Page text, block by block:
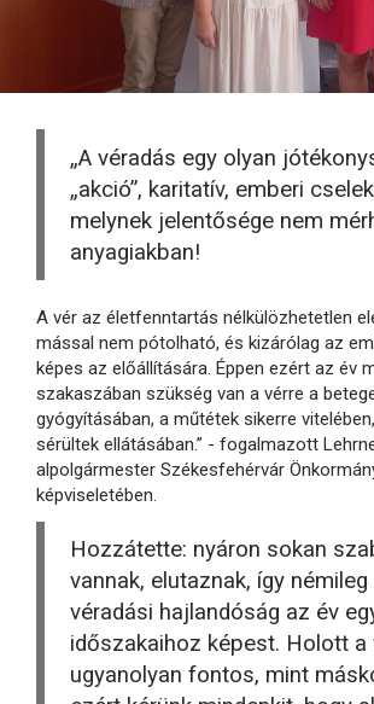
„A véradás egy olyan
„akció”, karitatív, emberi
melynek jelentősége nem
anyagiakban!
A vér az életfenntartás nélkülözhetetlen
mással nem pótolható, és kizárólag az
képes az előállítására. Éppen ezért az év
szakaszában szükség van a vérre a
gyógyításában, a műtétek sikerre
sérültek ellátásában.” - fogalmazott
alpolgármester Székesfehérvár
képviseletében.
Hozzátette: nyáron sokan
vannak, elutaznak, így
véradási hajlandóság az év
időszakaihoz képest. Holott a
ugyanolyan fontos, mint